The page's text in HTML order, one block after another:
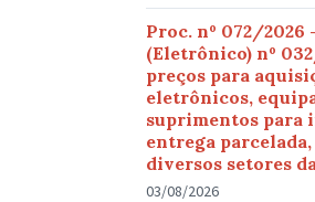
Proc. nº 072/2026
(Eletrônico) nº
preços para
eletrônicos,
suprimentos para
entrega
diversos setores
03/08/2026